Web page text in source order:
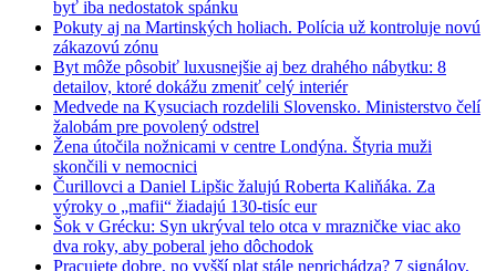
byť iba nedostatok spánku
Pokuty aj na Martinských holiach. Polícia už kontroluje novú
zákazovú zónu
Byt môže pôsobiť luxusnejšie aj bez drahého nábytku: 8
detailov, ktoré dokážu zmeniť celý interiér
Medvede na Kysuciach rozdelili Slovensko. Ministerstvo čelí
žalobám pre povolený odstrel
Žena útočila nožnicami v centre Londýna. Štyria muži
skončili v nemocnici
Čurillovci a Daniel Lipšic žalujú Roberta Kaliňáka. Za
výroky o „mafii“ žiadajú 130-tisíc eur
Šok v Grécku: Syn ukrýval telo otca v mrazničke viac ako
dva roky, aby poberal jeho dôchodok
Pracujete dobre, no vyšší plat stále neprichádza? 7 signálov,